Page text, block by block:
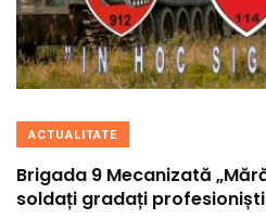
ACTUALITATE
Brigada 9 Mecanizată
soldați gradați profesioniști